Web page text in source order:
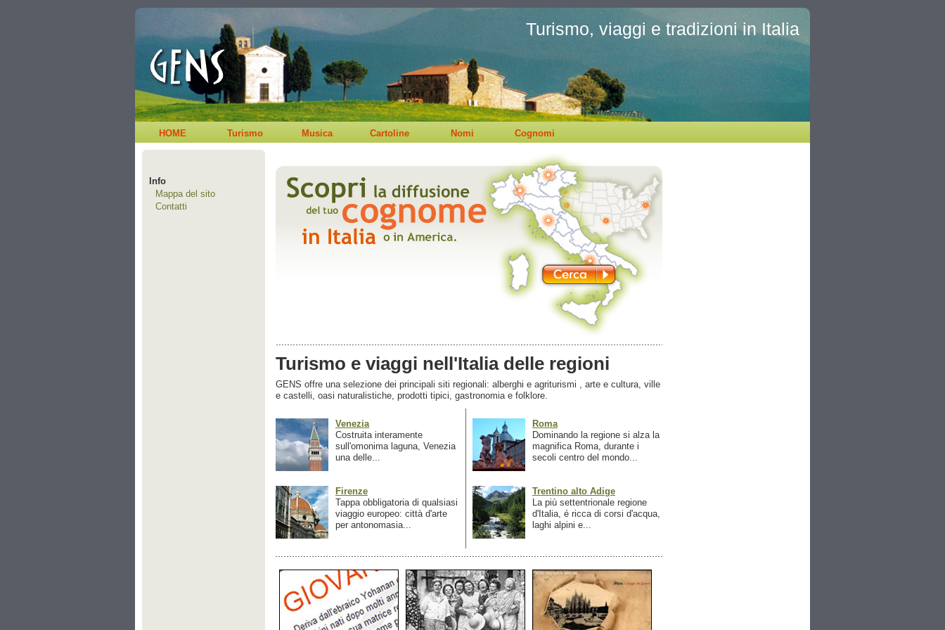
Turismo, viaggi e tradizioni in Italia
HOME Turismo Musica Cartoline Nomi Cognomi
Info
Mappa del sito
Contatti
Turismo e viaggi nell'Italia delle regioni
GENS offre una selezione dei principali siti regionali: alberghi e agriturismi , arte e cultura, ville
e castelli, oasi naturalistiche, prodotti tipici, gastronomia e folklore.
Venezia
Costruita interamente
sull'omonima laguna, Venezia
una delle...
Firenze
Tappa obbligatoria di qualsiasi
viaggio europeo: città d'arte
per antonomasia...
Roma
Dominando la regione si alza la
magnifica Roma, durante i
secoli centro del mondo...
Trentino alto Adige
La più settentrionale regione
d'Italia, é ricca di corsi d'acqua,
laghi alpini e...